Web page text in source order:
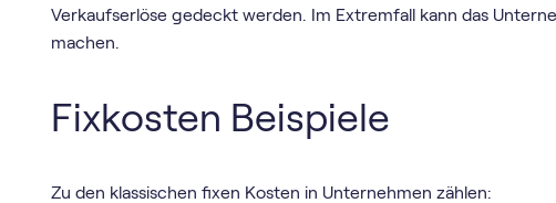
Verkaufserlöse gedeckt werden. Im Extremfall kann das
machen.
Fixkosten Beispiele
Zu den klassischen fixen Kosten in Unternehmen zählen: